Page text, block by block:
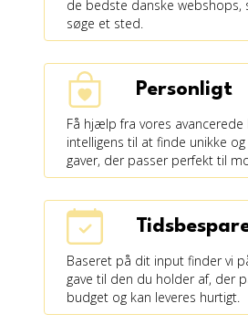
de bedste danske webshops,
søge et sted.
Personligt
Få hjælp fra vores avancerede
intelligens til at finde unikke
gaver, der passer perfekt til
Baseret på dit input finder vi
gave til den du holder af, der
budget og kan leveres hurtigt.